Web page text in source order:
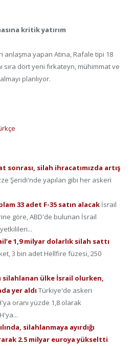
kritik yatırım
anlaşma yapan Atina, Rafale tipi 18
sıra dört yeni fırkateyn, mühimmat ve
planlıyor.
sonrası, silah ihracatımızda artış
Şeridi'nde yapılan gibi her askeri
33 adet F-35 satın alacak İsrail
göre, ABD'de bulunan İsrail
1,9 milyar dolarlık silah sattı
3 bin adet Hellfire füzesi, 250
silahlanan ülke İsrail olurken,
yer aldı Türkiye'de askeri
oranı yüzde 1,8 olarak
silahlanmaya ayırdığı
2.5 milyar euroya yükseltti